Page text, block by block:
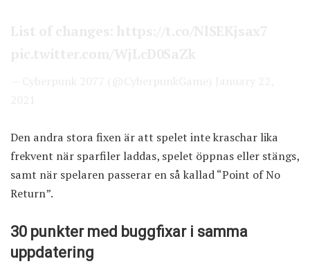
Den andra stora fixen är att spelet inte kraschar lika
frekvent när sparfiler laddas, spelet öppnas eller stängs,
samt när spelaren passerar en så kallad “Point of No
Return”.
30 punkter med buggfixar i samma
uppdatering